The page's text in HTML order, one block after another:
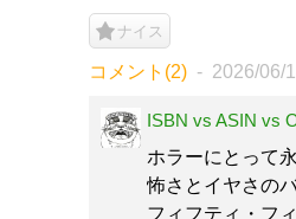
ナイス
コメント(2) 2026/06/
ISBN vs ASIN vs
ホラーにとって
怖さとイヤさの
フィフティ・フ